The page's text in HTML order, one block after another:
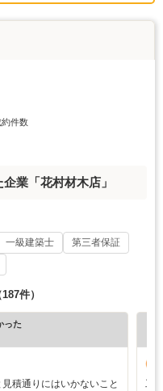
約件数
業「花村材木店」
一級建築士
第三者保証
187件）
った
積通りにはいかないこと
工